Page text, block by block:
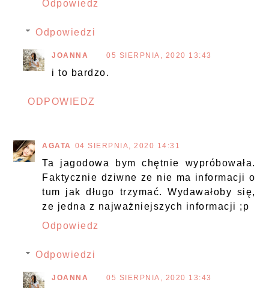
Odpowiedz
Odpowiedzi
JOANNA 05 SIERPNIA, 2020 13:43
i to bardzo.
ODPOWIEDZ
AGATA 04 SIERPNIA, 2020 14:31
Ta jagodowa bym chętnie wypróbowała.
Faktycznie dziwne ze nie ma informacji o
tum jak długo trzymać. Wydawałoby się,
ze jedna z najważniejszych informacji ;p
Odpowiedz
Odpowiedzi
JOANNA 05 SIERPNIA, 2020 13:43